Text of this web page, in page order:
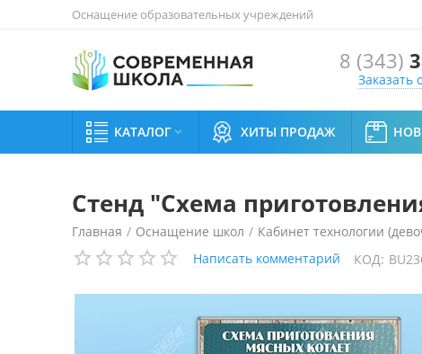
Оснащение образовательных учреждений
8 (343)
Заказать
КАТАЛОГ  ХИТЫ ПРОДАЖ
Стенд "Схема
Главная / Оснащение школ / Кабинет технологии
Стенд "Схема приготовления мясных котлет"
Написать комментарий КОД: